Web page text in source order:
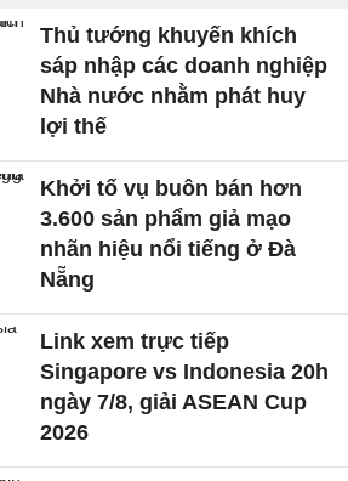
Thủ tướng khuyến khích
sáp nhập các doanh nghiệp
Nhà nước nhằm phát huy
lợi thế
Khởi tố vụ buôn bán hơn
3.600 sản phẩm giả mạo
nhãn hiệu nổi tiếng ở Đà
Nẵng
Link xem trực tiếp
Singapore vs Indonesia 20h
ngày 7/8, giải ASEAN Cup
2026